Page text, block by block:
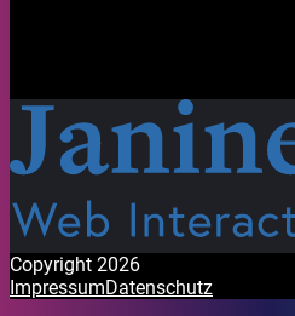
Copyright 2026
ImpressumDatenschutz